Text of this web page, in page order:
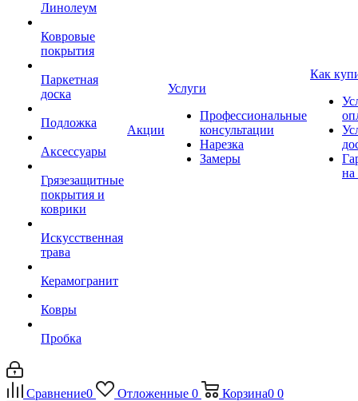
Линолеум
Ковровые
покрытия
Паркетная
доска
Подложка
Аксессуары
Грязезащитные
покрытия и
коврики
Искусственная
трава
Керамогранит
Ковры
Пробка
Акции
Услуги
Профессиональные
консультации
Нарезка
Замеры
Как
на
Сравнение0 Отложенные 0 Корзина0 0